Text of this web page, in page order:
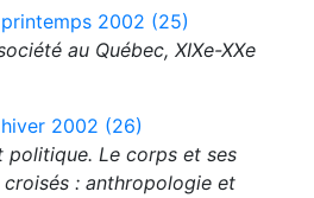
2002 (25)
au Québec, XIXe-XXe
2002 (26)
politique. Le corps et ses
: anthropologie et